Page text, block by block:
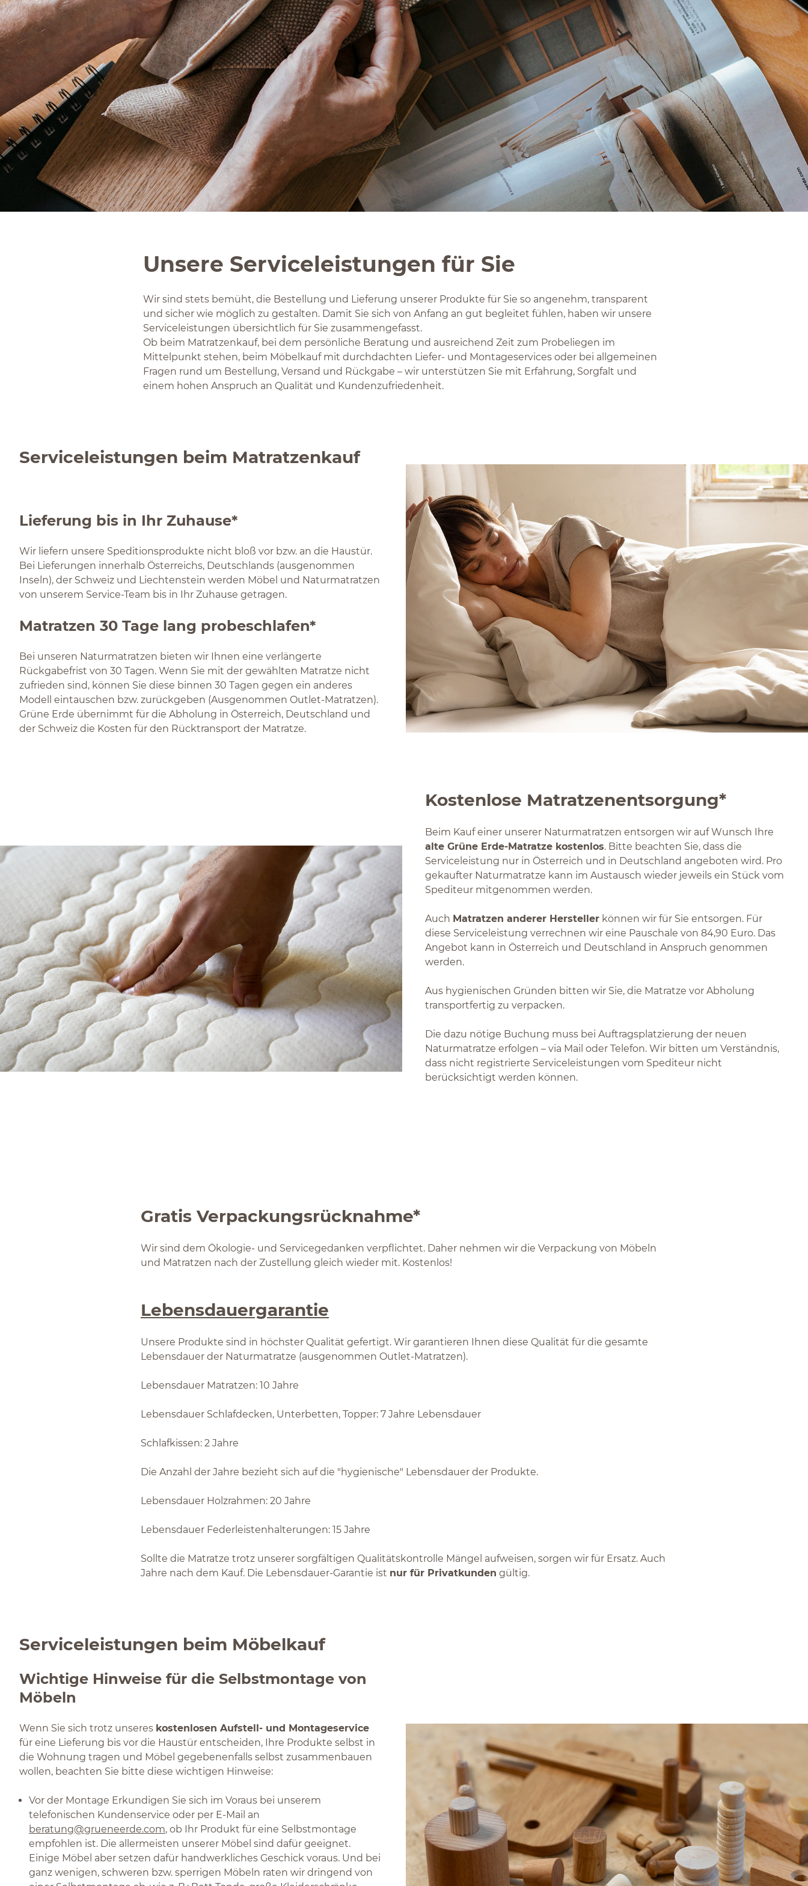
Unsere Serviceleistungen für Sie
Wir sind stets bemüht, die Bestellung und Lieferung unserer Produkte für Sie so angenehm, transparent
und sicher wie möglich zu gestalten. Damit Sie sich von Anfang an gut begleitet fühlen, haben wir unsere
Serviceleistungen übersichtlich für Sie zusammengefasst.
Ob beim Matratzenkauf, bei dem persönliche Beratung und ausreichend Zeit zum Probeliegen im
Mittelpunkt stehen, beim Möbelkauf mit durchdachten Liefer- und Montageservices oder bei allgemeinen
Fragen rund um Bestellung, Versand und Rückgabe – wir unterstützen Sie mit Erfahrung, Sorgfalt und
einem hohen Anspruch an Qualität und Kundenzufriedenheit.
Serviceleistungen beim Matratzenkauf
Lieferung bis in Ihr Zuhause*
Wir liefern unsere Speditionsprodukte nicht bloß vor bzw. an die Haustür.
Bei Lieferungen innerhalb Österreichs, Deutschlands (ausgenommen
Inseln), der Schweiz und Liechtenstein werden Möbel und Naturmatratzen
von unserem Service-Team bis in Ihr Zuhause getragen.
Matratzen 30 Tage lang probeschlafen*
Bei unseren Naturmatratzen bieten wir Ihnen eine verlängerte
Rückgabefrist von 30 Tagen. Wenn Sie mit der gewählten Matratze nicht
zufrieden sind, können Sie diese binnen 30 Tagen gegen ein anderes
Modell eintauschen bzw. zurückgeben (Ausgenommen Outlet-Matratzen).
Grüne Erde übernimmt für die Abholung in Österreich, Deutschland und
der Schweiz die Kosten für den Rücktransport der Matratze.
Kostenlose Matratzenentsorgung*
Beim Kauf einer unserer Naturmatratzen entsorgen wir auf Wunsch Ihre
alte Grüne Erde-Matratze kostenlos. Bitte beachten Sie, dass die
Serviceleistung nur in Österreich und in Deutschland angeboten wird. Pro
gekaufter Naturmatratze kann im Austausch wieder jeweils ein Stück vom
Spediteur mitgenommen werden.
Auch Matratzen anderer Hersteller können wir für Sie entsorgen. Für
diese Serviceleistung verrechnen wir eine Pauschale von 84,90 Euro. Das
Angebot kann in Österreich und Deutschland in Anspruch genommen
werden.
Aus hygienischen Gründen bitten wir Sie, die Matratze vor Abholung
transportfertig zu verpacken.
Die dazu nötige Buchung muss bei Auftragsplatzierung der neuen
Naturmatratze erfolgen – via Mail oder Telefon. Wir bitten um Verständnis,
dass nicht registrierte Serviceleistungen vom Spediteur nicht
berücksichtigt werden können.
Gratis Verpackungsrücknahme*
Wir sind dem Ökologie- und Servicegedanken verpflichtet. Daher nehmen wir die Verpackung von Möbeln
und Matratzen nach der Zustellung gleich wieder mit. Kostenlos!
Lebensdauergarantie
Unsere Produkte sind in höchster Qualität gefertigt. Wir garantieren Ihnen diese Qualität für die gesamte
Lebensdauer der Naturmatratze (ausgenommen Outlet-Matratzen).
Lebensdauer Matratzen: 10 Jahre
Lebensdauer Schlafdecken, Unterbetten, Topper: 7 Jahre Lebensdauer
Schlafkissen: 2 Jahre
Die Anzahl der Jahre bezieht sich auf die "hygienische" Lebensdauer der Produkte.
Lebensdauer Holzrahmen: 20 Jahre
Lebensdauer Federleistenhalterungen: 15 Jahre
Sollte die Matratze trotz unserer sorgfältigen Qualitätskontrolle Mängel aufweisen, sorgen wir für Ersatz. Auch
Jahre nach dem Kauf. Die Lebensdauer-Garantie ist nur für Privatkunden gültig.
Serviceleistungen beim Möbelkauf
Wichtige Hinweise für die Selbstmontage von
Möbeln
Wenn Sie sich trotz unseres kostenlosen Aufstell- und Montageservice
für eine Lieferung bis vor die Haustür entscheiden, Ihre Produkte selbst in
die Wohnung tragen und Möbel gegebenenfalls selbst zusammenbauen
wollen, beachten Sie bitte diese wichtigen Hinweise:
Vor der Montage Erkundigen Sie sich im Voraus bei unserem
telefonischen Kundenservice oder per E-Mail an
beratung@grueneerde.com, ob Ihr Produkt für eine Selbstmontage
empfohlen ist. Die allermeisten unserer Möbel sind dafür geeignet.
Einige Möbel aber setzen dafür handwerkliches Geschick voraus. Und bei
ganz wenigen, schweren bzw. sperrigen Möbeln raten wir dringend von